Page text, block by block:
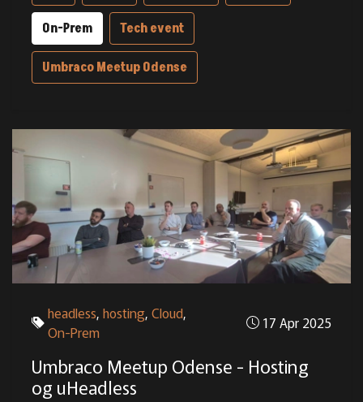
On-Prem Tech event
Umbraco Meetup Odense
headless, hosting, Cloud,
On-Prem
17 Apr 2025
Umbraco Meetup Odense - Hosting
og uHeadless